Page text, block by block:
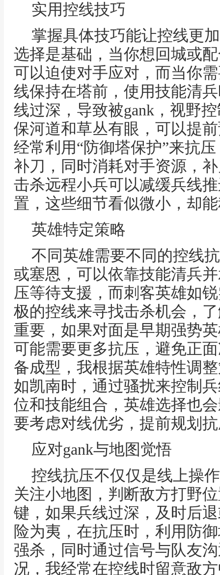
实用控线技巧
掌握具体技巧能让控线更
选择是基础，当你想回城或
可以迫使对手应对，而当你
线保持在塔前，使用技能清
线过深，导致被gank，视野
保河道和草丛有眼，可以提
经常利用“防御塔保护”来抗
补刀，同时消耗对手资源，
击杀远程小兵可以减缓兵线
置，这些细节看似微小，却
英雄特定策略
不同英雄需要不同的控线
或塞恩，可以依靠技能清兵
压等待支援，而刺客英雄如
极的控线来寻找击杀机会，
重要，如果对面是早期强势
可能需要更多抗压，避免正
备成型，我根据英雄特性调
如凯南时，通过骚扰来控制
位和技能组合，英雄选择也
要考虑对线优劣，提前规划
应对gank与地图觉悟
控线抗压不仅仅是线上操
关注小地图，判断敌方打野
键，如果兵线过深，及时后
险为夷，在抗压时，利用防
强杀，同时通过信号与队友
况，我经常在控线时留意敌